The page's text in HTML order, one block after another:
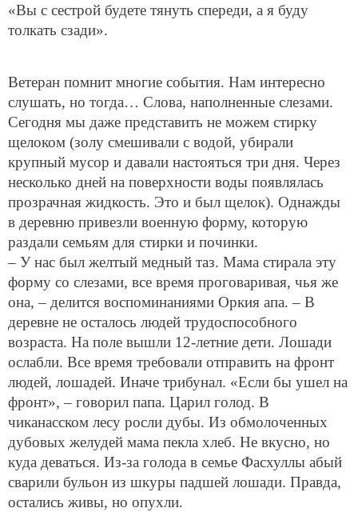
«Вы с сестрой будете тянуть спереди, а я буду
толкать сзади».
Ветеран помнит многие события. Нам интересно
слушать, но тогда… Слова, наполненные слезами.
Сегодня мы даже представить не можем стирку
щелоком (золу смешивали с водой, убирали
крупный мусор и давали настояться три дня. Через
несколько дней на поверхности воды появлялась
прозрачная жидкость. Это и был щелок). Однажды
в деревню привезли военную форму, которую
раздали семьям для стирки и починки.
– У нас был желтый медный таз. Мама стирала эту
форму со слезами, все время проговаривая, чья же
она, – делится воспоминаниями Оркия апа. – В
деревне не осталось людей трудоспособного
возраста. На поле вышли 12-летние дети. Лошади
ослабли. Все время требовали отправить на фронт
людей, лошадей. Иначе трибунал. «Если бы ушел на
фронт», – говорил папа. Царил голод. В
чиканасском лесу росли дубы. Из обмолоченных
дубовых желудей мама пекла хлеб. Не вкусно, но
куда деваться. Из-за голода в семье Фасхуллы абый
сварили бульон из шкуры падшей лошади. Правда,
остались живы, но опухли.